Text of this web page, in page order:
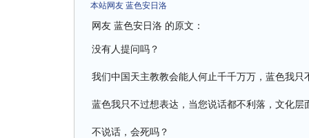
本站网友 蓝色安日洛
网友 蓝色安日洛 的原文：
没有人提问吗？
我们中国天主教教会能人何止千千万万，蓝色我只
蓝色我只不过想表达，当您说话都不利落，文化层
不说话，会死吗？